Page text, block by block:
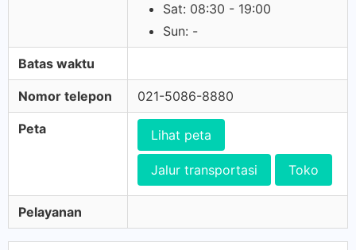
Sat: 08:30 - 19:00
Sun: -
Batas waktu
Nomor telepon 021-5086-8880
Peta Lihat peta
Jalur transportasi Toko
Pelayanan